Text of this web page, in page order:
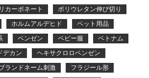
カーボネート
ポリウレタン伸び切り
ホルムアルデヒド
ペット用品
ベンゼン ベビー服
ベトナム
デカン
ヘキサクロロベンゼン
ランドネーム刺激
フラジール形